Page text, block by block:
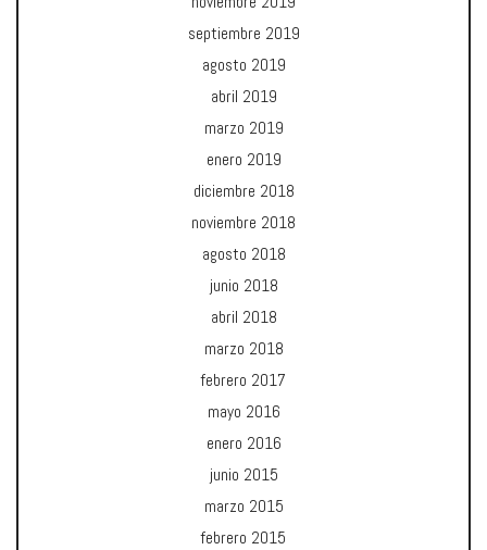
septiembre 2019
agosto 2019
abril 2019
marzo 2019
enero 2019
diciembre 2018
noviembre 2018
agosto 2018
junio 2018
abril 2018
marzo 2018
febrero 2017
mayo 2016
enero 2016
junio 2015
marzo 2015
febrero 2015